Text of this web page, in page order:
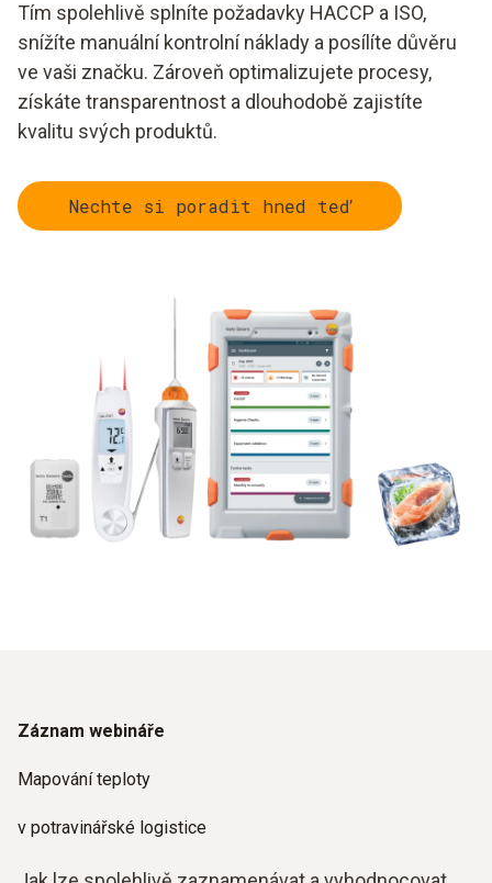
Tím spolehlivě splníte požadavky HACCP a ISO,
snížíte manuální kontrolní náklady a posílíte důvěru
ve vaši značku. Zároveň optimalizujete procesy,
získáte transparentnost a dlouhodobě zajistíte
kvalitu svých produktů.
Nechte si poradit hned teď
Záznam webináře
Mapování teploty
v potravinářské logistice